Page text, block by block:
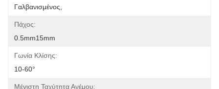
Γαλβανισμένος,
Πάχος:
0.5mm15mm
Γωνία Κλίσης:
10-60°
Μέγιστη Ταχύτητα Ανέμου: